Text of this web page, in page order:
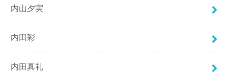
内山夕実
内田彩
内田真礼